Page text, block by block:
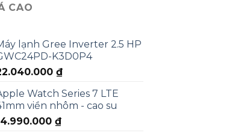
CAO
lạnh Gree Inverter 2.5 HP
K3D0P4
₫
Watch Series 7 LTE
viền nhôm - cao su
₫